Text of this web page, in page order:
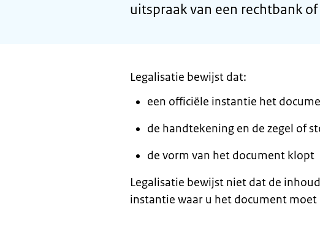
uitspraak van een rechtbank
Legalisatie bewijst dat:
een officiële instantie het
de handtekening en de zegel of
de vorm van het document klopt
Legalisatie bewijst niet dat de
instantie waar u het document